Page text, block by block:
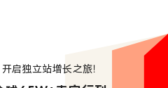
启独立站增长之旅！